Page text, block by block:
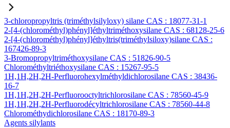
3-chloropropyltris (triméthylsilyloxy) silane CAS : 18077-31-1
2-[4-(chlorométhyl)phényl]éthyltriméthoxysilane CAS : 68128-25-6
2-[4-(chlorométhyl)phényl]éthyltris(triméthylsiloxy)silane CAS :
167426-89-3
3-Bromopropyltriméthoxysilane CAS : 51826-90-5
Chlorométhyltriéthoxysilane CAS : 15267-95-5
1H,1H,2H,2H-Perfluorohexylméthyldichlorosilane CAS : 38436-
16-7
1H,1H,2H,2H-Perfluorooctyltrichlorosilane CAS : 78560-45-9
1H,1H,2H,2H-Perfluorodécyltrichlorosilane CAS : 78560-44-8
Chlorométhydichlorosilane CAS : 18170-89-3
Agents silylants